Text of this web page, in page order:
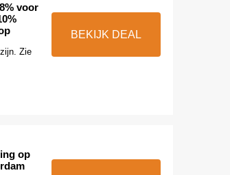
voor
Zie
BEKIJK DEAL
op